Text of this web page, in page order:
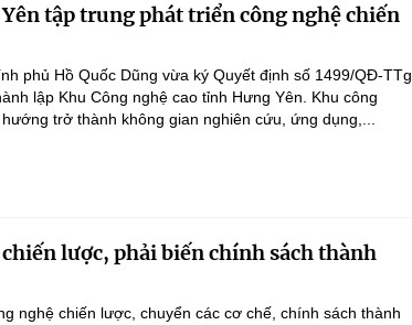
tập trung phát triển công nghệ chiến
phủ Hồ Quốc Dũng vừa ký Quyết định số 1499/QĐ-TTg
lập Khu Công nghệ cao tỉnh Hưng Yên. Khu công
trở thành không gian nghiên cứu, ứng dụng,...
lược, phải biến chính sách thành
nghệ chiến lược, chuyển các cơ chế, chính sách thành